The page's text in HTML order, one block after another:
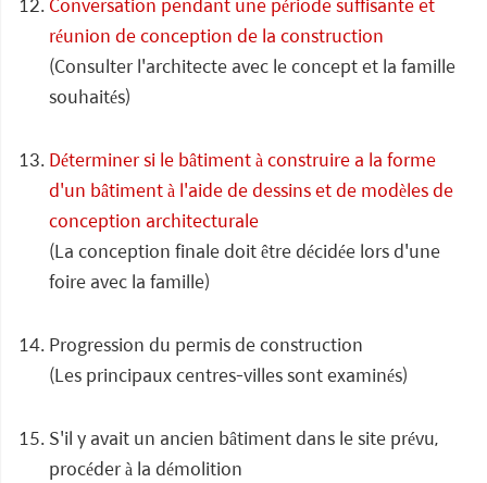
réunion de conception de la construction
(Consulter l'architecte avec le concept et la famille
souhaités)
Déterminer si le bâtiment à construire a la forme
d'un bâtiment à l'aide de dessins et de modèles de
conception architecturale
(La conception finale doit être décidée lors d'une
foire avec la famille)
Progression du permis de construction
(Les principaux centres-villes sont examinés)
S'il y avait un ancien bâtiment dans le site prévu,
procéder à la démolition